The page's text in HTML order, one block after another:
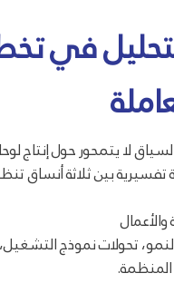
في
لا يتمحور حول إنتاج
تفسيرية بين ثلاثة أنساق
تحولات نموذج